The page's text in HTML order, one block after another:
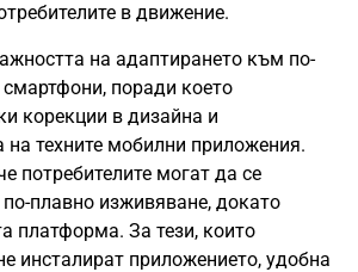
в движение.
на адаптирането към по-
поради което
корекции в дизайна и
на техните мобилни приложения.
потребителите могат да се
плавно изживяване, докато
платформа. За тези, които
инсталират приложението, удобна